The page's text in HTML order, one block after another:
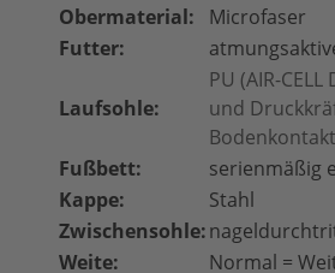
Obermaterial:
Microfaser
Futter:
Laufsohle:
PU (AIR-
und
Fußbett:
serienmäßig
Kappe:
Stahl
Zwischensohle:
Weite:
Normal =